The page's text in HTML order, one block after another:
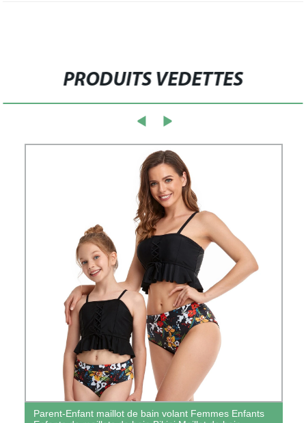
PRODUITS VEDETTES
Parent-Enfant maillot de bain volant Femmes Enfants